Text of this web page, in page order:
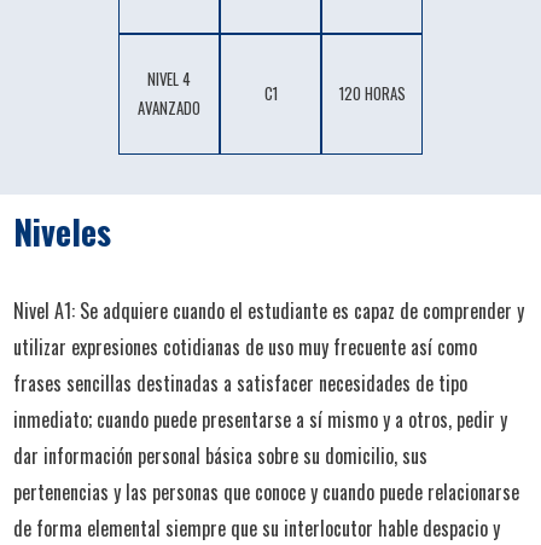
NIVEL 4
AVANZADO
C1 120 HORAS
Niveles
Nivel A1: Se adquiere cuando el estudiante es capaz de comprender y
utilizar expresiones cotidianas de uso muy frecuente así como
frases sencillas destinadas a satisfacer necesidades de tipo
inmediato; cuando puede presentarse a sí mismo y a otros, pedir y
dar información personal básica sobre su domicilio, sus
pertenencias y las personas que conoce y cuando puede relacionarse
de forma elemental siempre que su interlocutor hable despacio y